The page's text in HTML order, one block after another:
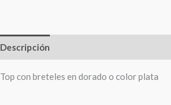
Descripción
Top con breteles en dorado o color plata